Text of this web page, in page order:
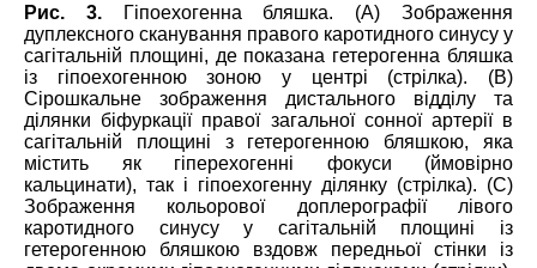
Рис. 3.Гіпоехогенна бляшка. (А) Зображення
дуплексного сканування правого каротидного синусу у
сагітальній площині, де показана гетерогенна бляшка
із гіпоехогенною зоною у центрі (стрілка). (В)
Сірошкальне зображення дистального відділу та
ділянки біфуркації правої загальної сонної артерії в
сагітальній площині з гетерогенною бляшкою, яка
містить як гіперехогенні фокуси (ймовірно
кальцинати), так і гіпоехогенну ділянку (стрілка). (С)
Зображення кольорової доплерографії лівого
каротидного синусу у сагітальній площині із
гетерогенною бляшкою вздовж передньої стінки із